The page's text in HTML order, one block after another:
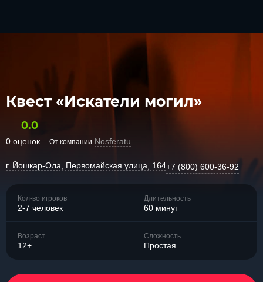
Квест «Искатели могил»
0.0
0 оценок От компании Nosferatu
г. Йошкар-Ола, Первомайская улица, 164+7 (800) 600-36-92
Кол-во игроков
2-7 человек
Длительность
60 минут
Возраст
12+
Сложность
Простая